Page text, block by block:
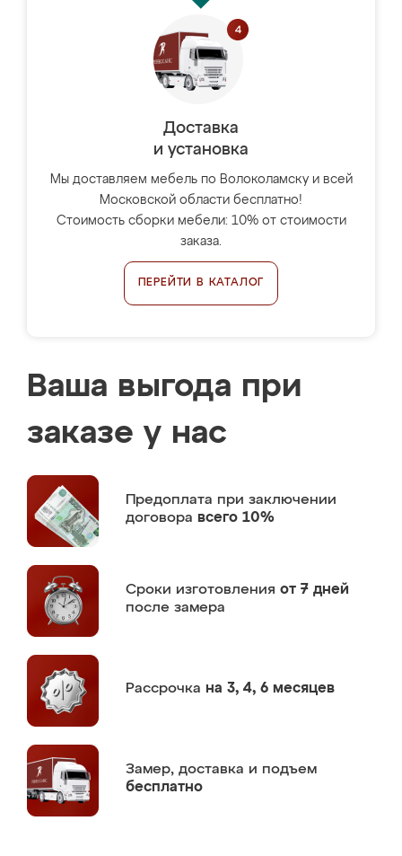
Доставка
и установка
Мы доставляем мебель по Волоколамску и всей
Московской области бесплатно!
Стоимость сборки мебели: 10% от стоимости
заказа.
ПЕРЕЙТИ В КАТАЛОГ
Ваша выгода при
заказе у нас
Предоплата при заключении
договора всего 10%
Сроки изготовления от 7 дней
после замера
Рассрочка на 3, 4, 6 месяцев
Замер, доставка и подъем
бесплатно